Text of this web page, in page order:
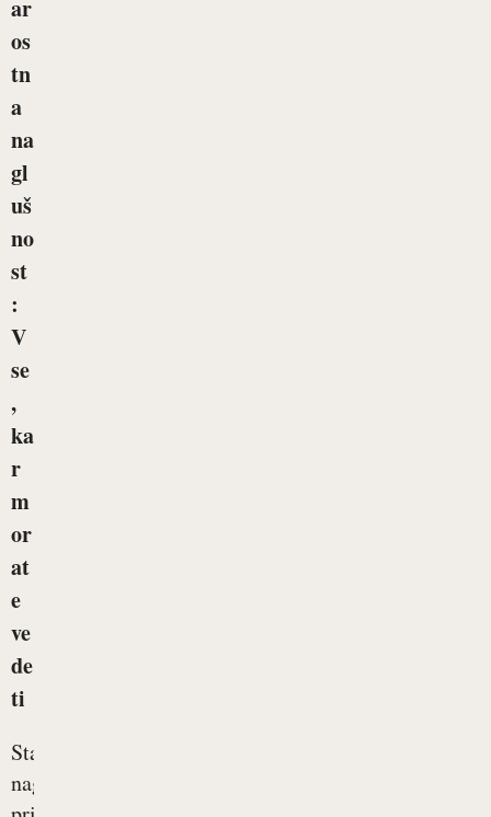
ar
os
tn
a
na
gl
uš
no
st
:
V
se
,
ka
r
m
or
at
e
ve
de
ti
Starostna
naglušnost